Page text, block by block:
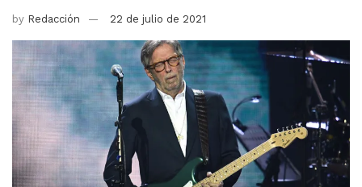
by Redacción 22 de julio de 2021